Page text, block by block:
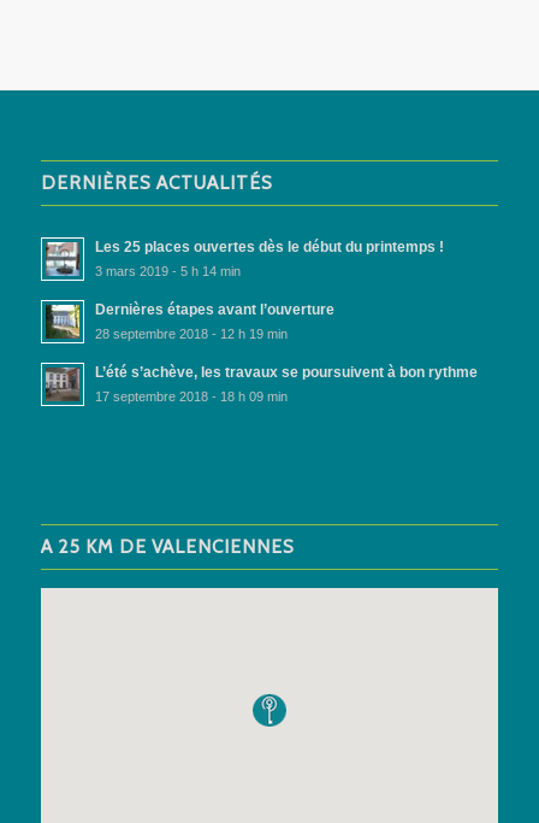
DERNIÈRES ACTUALITÉS
Les 25 places ouvertes dès le début du printemps !
3 mars 2019 - 5 h 14 min
Dernières étapes avant l’ouverture
28 septembre 2018 - 12 h 19 min
L’été s’achève, les travaux se poursuivent à bon rythme
17 septembre 2018 - 18 h 09 min
A 25 KM DE VALENCIENNES